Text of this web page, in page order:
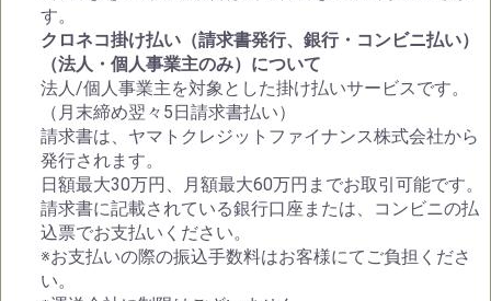
す。
クロネコ掛け払い（請求書発行、銀行・コンビニ払い）
（法人・個人事業主のみ）について
法人/個人事業主を対象とした掛け払いサービスです。
（月末締め翌々5日請求書払い）
請求書は、ヤマトクレジットファイナンス株式会社から
発行されます。
日額最大30万円、月額最大60万円までお取引可能です。
請求書に記載されている銀行口座または、コンビニの払
込票でお支払いください。
※お支払いの際の振込手数料はお客様にてご負担くださ
い。